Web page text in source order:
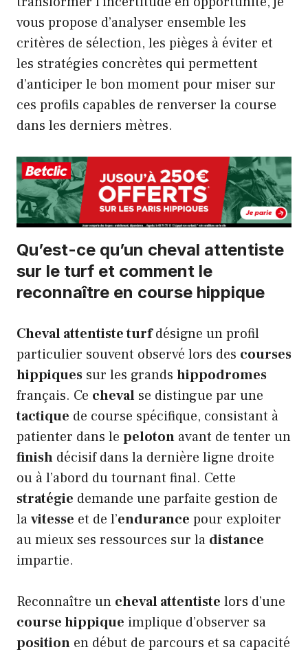
vous propose d’analyser ensemble les
critères de sélection, les pièges à éviter et
les stratégies concrètes qui permettent
d’anticiper le bon moment pour miser sur
ces profils capables de renverser la course
dans les derniers mètres.
Qu’est-ce qu’un cheval attentiste
sur le turf et comment le
reconnaître en course hippique
Cheval attentiste turfdésigne un profil
particulier souvent observé lors des courses
hippiques sur les grands hippodromes
français. Ce cheval se distingue par une
tactique de course spécifique, consistant à
patienter dans le peloton avant de tenter un
finish décisif dans la dernière ligne droite
ou à l’abord du tournant final. Cette
stratégie demande une parfaite gestion de
lavitesse et de l’endurance pour exploiter
au mieux ses ressources sur la distance
impartie.
Reconnaître un cheval attentiste lors d’une
course hippique implique d’observer sa
position en début de parcours et sa capacité